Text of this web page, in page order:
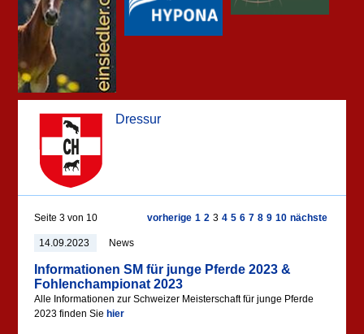
Dressur
Seite 3 von 10 vorherige 1 2 3 4 5 6 7 8 9 10 nächste
14.09.2023 News
Informationen SM für junge Pferde 2023 &
Fohlenchampionat 2023
Alle Informationen zur Schweizer Meisterschaft für junge Pferde
2023 finden Sie hier